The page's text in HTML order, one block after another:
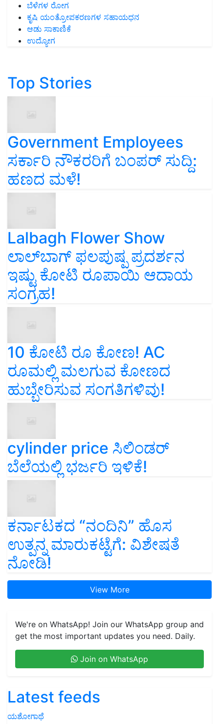
ಬೆಳೆಗಳ ರೋಗ
ಕೃಷಿ ಯಂತ್ರೋಪಕರಣಗಳ ಸಹಾಯಧನ
ಆಡು ಸಾಕಾಣಿಕೆ
ಉದ್ಯೋಗ
Top Stories
Government Employees
ಸರ್ಕಾರಿ ನೌಕರರಿಗೆ ಬಂಪರ್‌ ಸುದ್ದಿ:
ಹಣದ ಮಳೆ!
Lalbagh Flower Show
ಲಾಲ್‌ಬಾಗ್ ಫಲಪುಷ್ಪ ಪ್ರದರ್ಶನ
ಇಷ್ಟು ಕೋಟಿ ರೂಪಾಯಿ ಆದಾಯ
ಸಂಗ್ರಹ!
10 ಕೋಟಿ ರೂ ಕೋಣ! AC
ರೂಮಲ್ಲಿ ಮಲಗುವ ಕೋಣದ
ಹುಬ್ಬೇರಿಸುವ ಸಂಗತಿಗಳಿವು!
cylinder price ಸಿಲಿಂಡರ್‌
ಬೆಲೆಯಲ್ಲಿ ಭರ್ಜರಿ ಇಳಿಕೆ!
ಕರ್ನಾಟಕದ “ನಂದಿನಿ” ಹೊಸ
ಉತ್ಪನ್ನ ಮಾರುಕಟ್ಟೆಗೆ: ವಿಶೇಷತೆ
ನೋಡಿ!
View More
We're on WhatsApp! Join our WhatsApp group and
get the most important updates you need. Daily.
Join on WhatsApp
Latest feeds
ಯಶೋಗಾಥೆ